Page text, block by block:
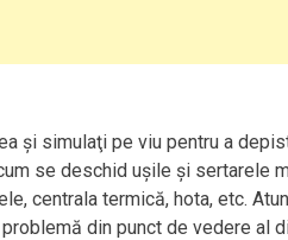
şi simulaţi pe viu pentru a
se deschid uşile şi sertarele
centrala termică, hota, etc.
din punct de vedere al